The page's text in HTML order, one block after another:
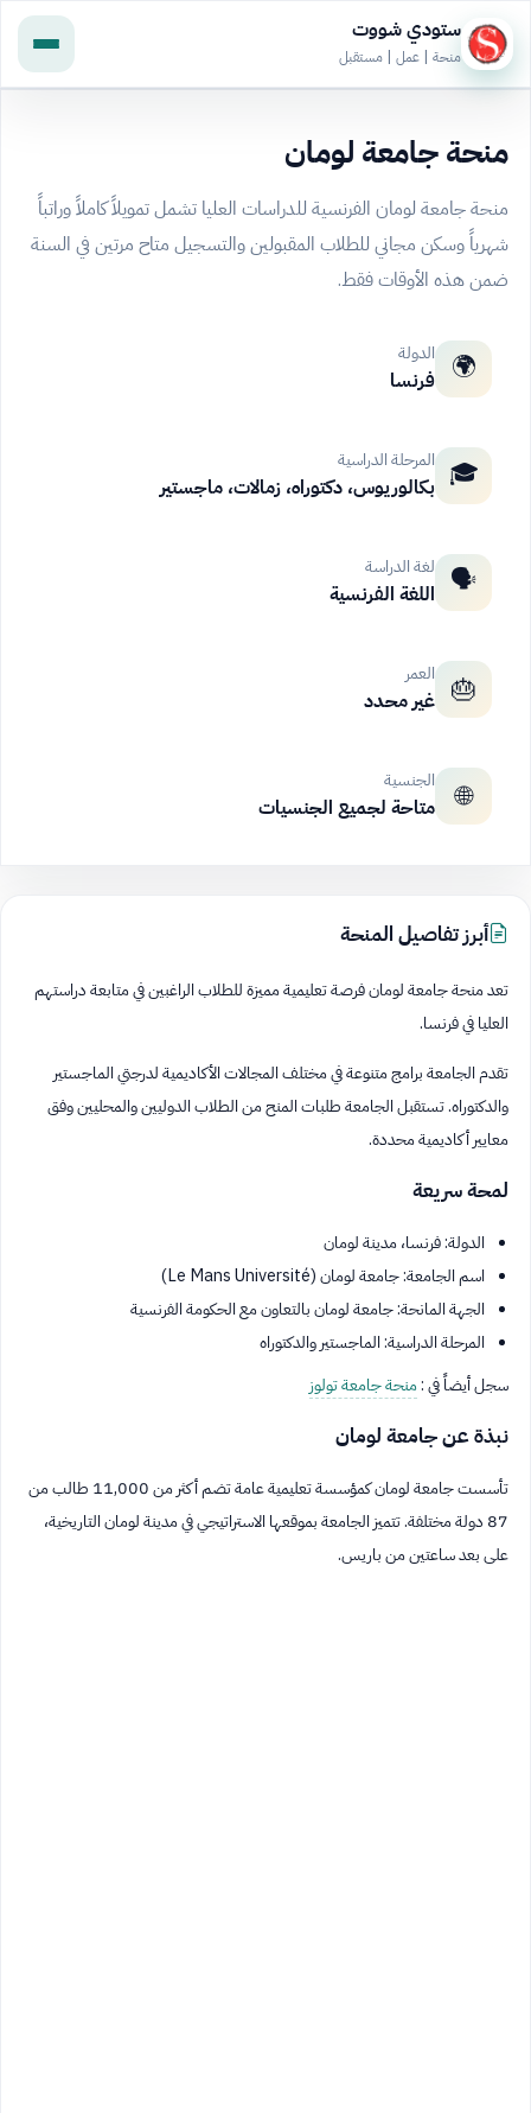
ستودي شووت
منحة | عمل | مستقبل
منحة جامعة لومان
منحة جامعة لومان الفرنسية للدراسات العليا تشمل تمويلاً كاملاً وراتباً
شهرياً وسكن مجاني للطلاب المقبولين والتسجيل متاح مرتين في السنة
ضمن هذه الأوقات فقط.
🌍 الدولة
فرنسا
🎓 المرحلة الدراسية
بكالوريوس، دكتوراه، زمالات، ماجستير
🗣️ لغة الدراسة
اللغة الفرنسية
🎂 العمر
غير محدد
🌐 الجنسية
متاحة لجميع الجنسيات
أبرز تفاصيل المنحة
تعد منحة جامعة لومان فرصة تعليمية مميزة للطلاب الراغبين في متابعة دراستهم
العليا في فرنسا.
تقدم الجامعة برامج متنوعة في مختلف المجالات الأكاديمية لدرجتي الماجستير
والدكتوراه. تستقبل الجامعة طلبات المنح من الطلاب الدوليين والمحليين وفق
معايير أكاديمية محددة.
لمحة سريعة
الدولة: فرنسا، مدينة لومان
اسم الجامعة: جامعة لومان (Le Mans Université)
الجهة المانحة: جامعة لومان بالتعاون مع الحكومة الفرنسية
المرحلة الدراسية: الماجستير والدكتوراه
سجل أيضاً في :منحة جامعة تولوز
نبذة عن جامعة لومان
تأسست جامعة لومان كمؤسسة تعليمية عامة تضم أكثر من 11,000 طالب من
87 دولة مختلفة. تتميز الجامعة بموقعها الاستراتيجي في مدينة لومان التاريخية،
على بعد ساعتين من باريس.